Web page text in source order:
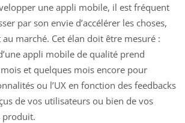
une appli mobile, il est fréquent
par son envie d’accélérer les choses,
au marché. Cet élan doit être mesuré :
appli mobile de qualité prend
et quelques mois encore pour
ou l’UX en fonction des feedbacks
de vos utilisateurs ou bien de vos
produit.